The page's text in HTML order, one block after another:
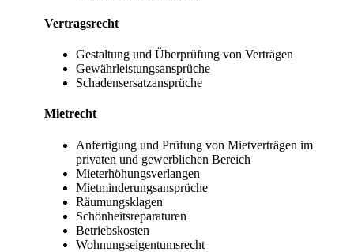
Vertragsrecht
Gestaltung und Überprüfung von Verträgen
Gewährleistungsansprüche
Schadensersatzansprüche
Mietrecht
Anfertigung und Prüfung von Mietverträgen im
privaten und gewerblichen Bereich
Mieterhöhungsverlangen
Mietminderungsansprüche
Räumungsklagen
Schönheitsreparaturen
Betriebskosten
Wohnungseigentumsrecht